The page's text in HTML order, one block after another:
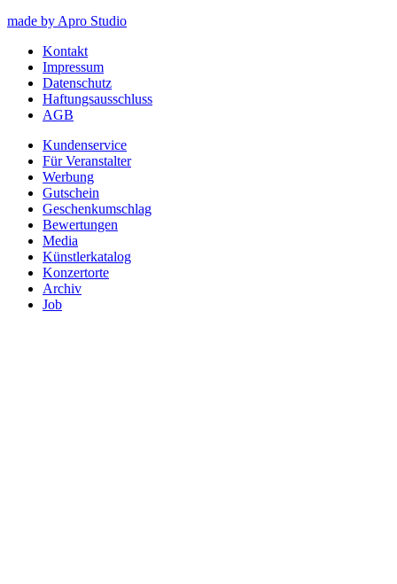
made by Apro Studio
Kontakt
Impressum
Datenschutz
Haftungsausschluss
AGB
Kundenservice
Für Veranstalter
Werbung
Gutschein
Geschenkumschlag
Bewertungen
Media
Künstlerkatalog
Konzertorte
Archiv
Job